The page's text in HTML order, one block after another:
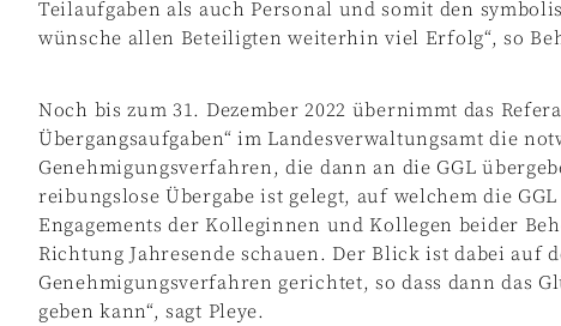
Teilaufgaben als auch Personal und somit den
wünsche allen Beteiligten weiterhin viel Erfolg“, so
Noch bis zum 31. Dezember 2022 übernimmt das
Übergangsaufgaben“ im Landesverwaltungsamt die
Genehmigungsverfahren, die dann an die GGL
reibungslose Übergabe ist gelegt, auf welchem die
Engagements der Kolleginnen und Kollegen beider
Richtung Jahresende schauen. Der Blick ist dabei auf
Genehmigungsverfahren gerichtet, so dass dann das
geben kann“, sagt Pleye.